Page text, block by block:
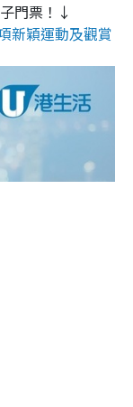
門票！↓
新穎運動及觀賞